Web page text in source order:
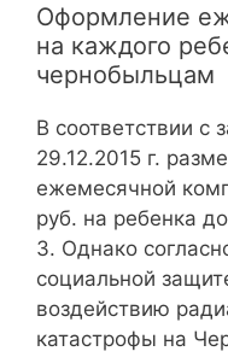
Оформление
на каждого
чернобыльцам
В соответствии
29.12.2015 г.
ежемесячной
руб. на ребенка
3. Однако
социальной
воздействию
катастрофы на